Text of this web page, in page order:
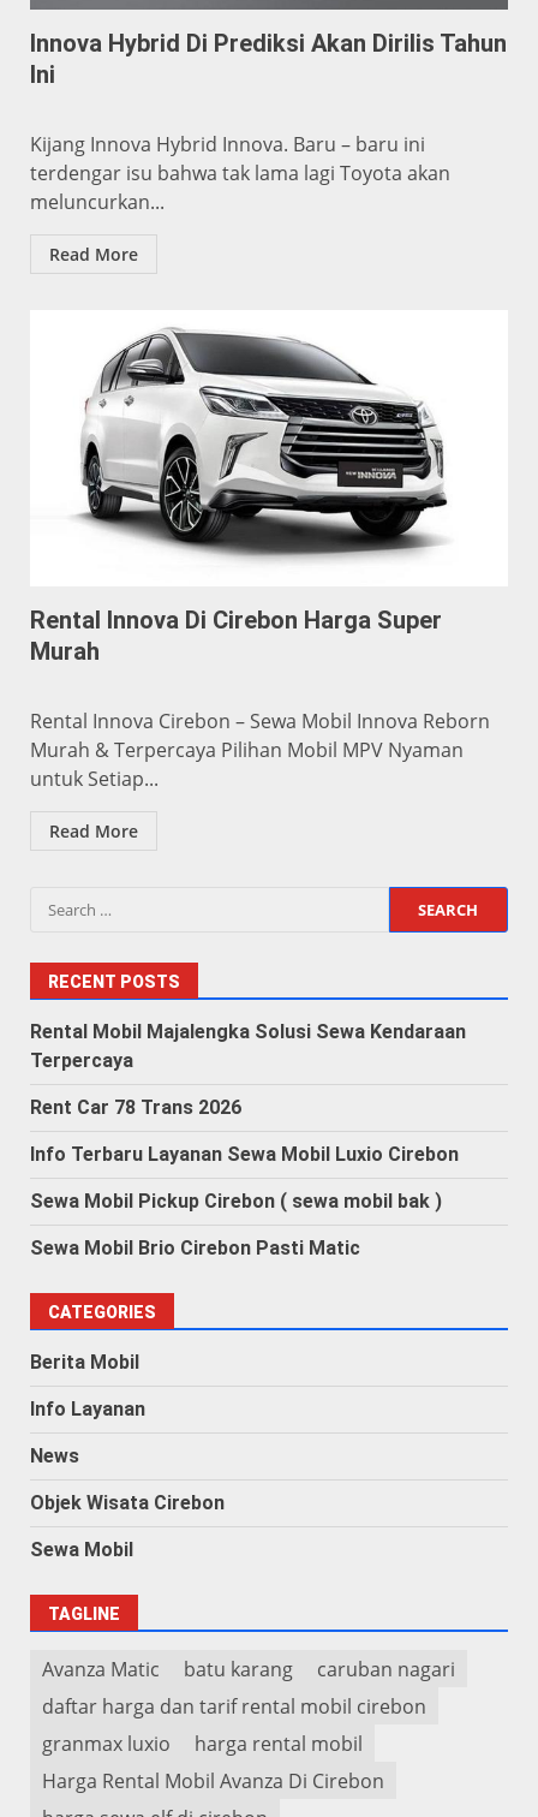
Innova Hybrid Di Prediksi Akan Dirilis Tahun
Ini
Kijang Innova Hybrid Innova. Baru – baru ini
terdengar isu bahwa tak lama lagi Toyota akan
meluncurkan...
Read More
Rental Innova Di Cirebon Harga Super
Murah
Rental Innova Cirebon – Sewa Mobil Innova Reborn
Murah & Terpercaya Pilihan Mobil MPV Nyaman
untuk Setiap...
Read More
Search
RECENT POSTS
Rental Mobil Majalengka Solusi Sewa Kendaraan
Terpercaya
Rent Car 78 Trans 2026
Info Terbaru Layanan Sewa Mobil Luxio Cirebon
Sewa Mobil Pickup Cirebon ( sewa mobil bak )
Sewa Mobil Brio Cirebon Pasti Matic
CATEGORIES
Berita Mobil
Info Layanan
News
Objek Wisata Cirebon
Sewa Mobil
TAGLINE
Avanza Matic batu karang
caruban nagari
daftar harga dan tarif rental mobil cirebon
granmax luxio
harga rental mobil
Harga Rental Mobil Avanza Di Cirebon